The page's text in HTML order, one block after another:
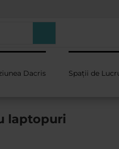
Dacris Spații de
laptopuri